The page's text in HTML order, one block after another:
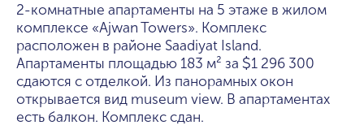
2-комнатные апартаменты на 5 этаже в жилом
комплексе «Ajwan Towers». Комплекс
расположен в районе Saadiyat Island.
Апартаменты площадью 183 м² за $1 296 300
сдаются с отделкой. Из панорамных окон
открывается вид museum view. В апартаментах
есть балкон. Комплекс сдан.